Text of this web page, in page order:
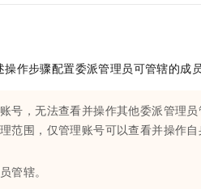
作步骤配置委派管理员可管辖的成员
号，无法查看并操作其他委派管理
范围，仅管理账号可以查看并操作
管辖。